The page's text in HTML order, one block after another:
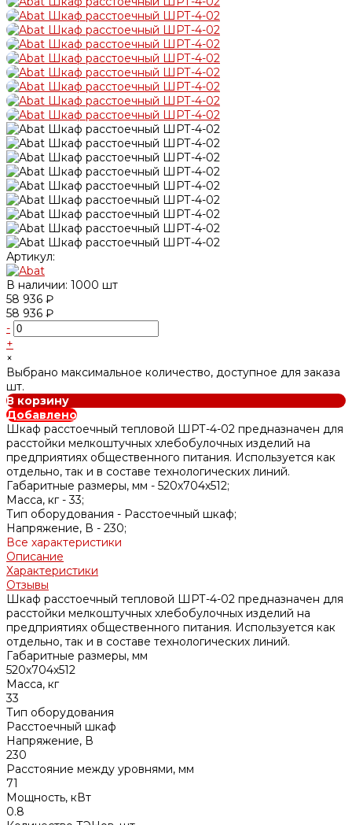
Артикул:
В наличии: 1000 шт
58 936 ₽
58 936 ₽
-
+
×
Выбрано максимальное количество, доступное для заказа
шт.
В корзину
Добавлено
Шкаф расстоечный тепловой ШРТ-4-02 предназначен для
расстойки мелкоштучных хлебобулочных изделий на
предприятиях общественного питания. Используется как
отдельно, так и в составе технологических линий.
Габаритные размеры, мм - 520х704х512;
Масса, кг -33;
Тип оборудования - Расстоечный шкаф;
Напряжение, В - 230;
Все характеристики
Описание
Характеристики
Отзывы
Шкаф расстоечный тепловой ШРТ-4-02 предназначен для
расстойки мелкоштучных хлебобулочных изделий на
предприятиях общественного питания. Используется как
отдельно, так и в составе технологических линий.
Габаритные размеры, мм
520х704х512
Масса, кг
33
Тип оборудования
Расстоечный шкаф
Напряжение, В
230
Расстояние между уровнями, мм
71
Мощность, кВт
0.8